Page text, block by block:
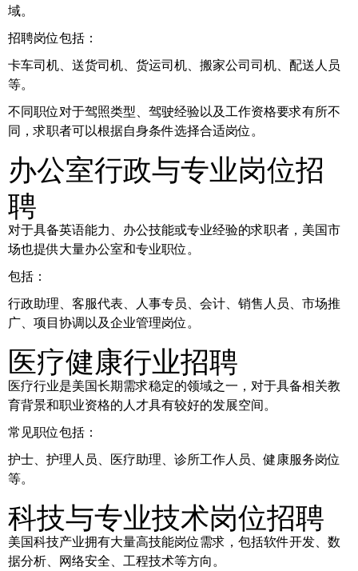
域。
招聘岗位包括：
卡车司机、送货司机、货运司机、搬家公司司机、配送人员
等。
不同职位对于驾照类型、驾驶经验以及工作资格要求有所不
同，求职者可以根据自身条件选择合适岗位。
办公室行政与专业岗位招
聘
对于具备英语能力、办公技能或专业经验的求职者，美国市
场也提供大量办公室和专业职位。
包括：
行政助理、客服代表、人事专员、会计、销售人员、市场推
广、项目协调以及企业管理岗位。
医疗健康行业招聘
医疗行业是美国长期需求稳定的领域之一，对于具备相关教
育背景和职业资格的人才具有较好的发展空间。
常见职位包括：
护士、护理人员、医疗助理、诊所工作人员、健康服务岗位
等。
科技与专业技术岗位招聘
美国科技产业拥有大量高技能岗位需求，包括软件开发、数
据分析、网络安全、工程技术等方向。